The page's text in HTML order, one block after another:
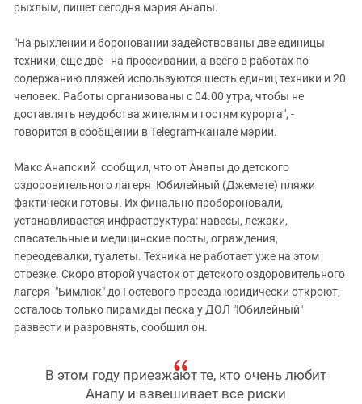
рыхлым, пишет сегодня мэрия Анапы.
"На рыхлении и бороновании задействованы две единицы
техники, еще две - на просеивании, а всего в работах по
содержанию пляжей используются шесть единиц техники и 20
человек. Работы организованы с 04.00 утра, чтобы не
доставлять неудобства жителям и гостям курорта", -
говорится в сообщении в Telegram-канале мэрии.
Макс Анапский сообщил, что от Анапы до детского
оздоровительного лагеря Юбилейный (Джемете) пляжи
фактически готовы. Их финально пробороновали,
устанавливается инфраструктура: навесы, лежаки,
спасательные и медицинские посты, ограждения,
переодевалки, туалеты. Техника не работает уже на этом
отрезке. Скоро второй участок от детского оздоровительного
лагеря "Бимлюк" до Гостевого проезда юридически откроют,
осталось только пирамиды песка у ДОЛ "Юбилейный"
развести и разровнять, сообщил он.
В этом году приезжают те, кто очень любит
Анапу и взвешивает все риски